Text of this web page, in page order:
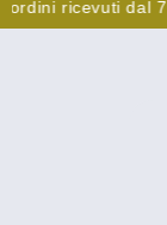
ricevuti dal 7